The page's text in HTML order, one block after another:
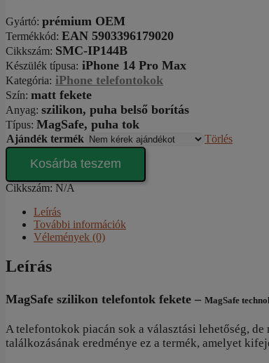
Gyártó: prémium OEM
Termékkód: EAN 5903396179020
Cikkszám: SMC-IP144B
Készülék típusa: iPhone 14 Pro Max
Kategória: iPhone telefontokok
Szín: matt fekete
Anyag: szilikon, puha belső borítás
Típus: MagSafe, puha tok
Ajándék termék
Törlés
MattMag
Silicone-
Shield
black
Max
mennyiség
Kosárba teszem
Cikkszám: N/A
Leírás
További információk
Vélemények (0)
Leírás
MagSafe szilikon telefontok fekete – MagSafe
A telefontokok piacán sok a választási lehetőség,
találkozásának eredménye ez a termék, amelyet